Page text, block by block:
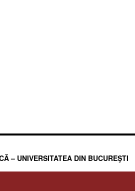
– UNIVERSITATEA DIN BUCUREŞTI